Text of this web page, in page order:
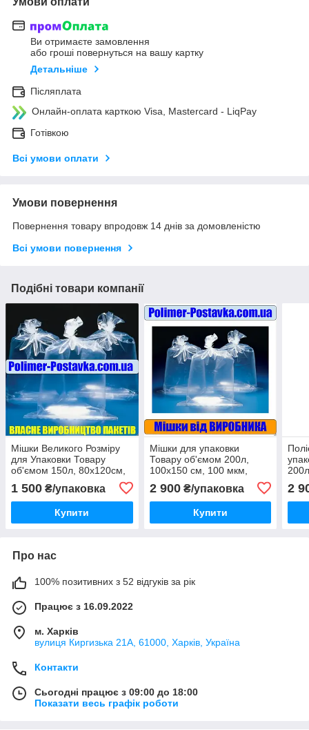
Ви отримаєте замовлення
або гроші повернуться на вашу картку
Детальніше
Післяплата
Онлайн-оплата карткою Visa, Mastercard - LiqPay
Готівкою
Всі умови оплати
Умови повернення
Повернення товару впродовж 14 днів за домовленістю
Всі умови повернення
Подібні товари компанії
Мішки Великого Розміру
для Упаковки Товару
об'ємом 150л, 80х120см,
1 500 ₴/упаковка
Купити
Мішки для упаковки
Товару об'ємом 200л,
100х150 см, 100 мкм,
2 900₴/упаковка
Купити
2
Про нас
100% позитивних з 52 відгуків за рік
Працює з 16.09.2022
м. Харків
вулиця Киргизька 21А, 61000, Харків, Україна
Контакти
Сьогодні працює з 09:00 до 18:00
Показати весь графік роботи